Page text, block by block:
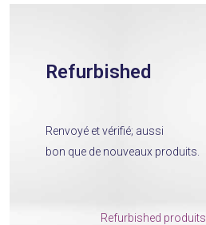
Refurbished
Renvoyé et vérifié; aussi
bon que de nouveaux produits.
Refurbished produits